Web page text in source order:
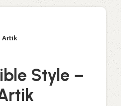
Artik
Style –